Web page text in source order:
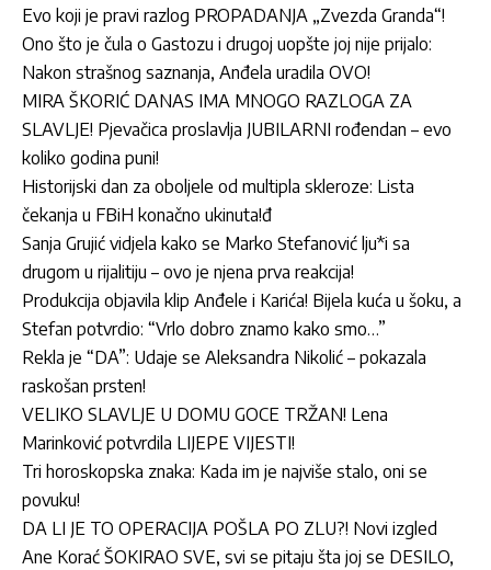
Evo koji je pravi razlog PROPADANJA „Zvezda Granda“!
Ono što je čula o Gastozu i drugoj uopšte joj nije prijalo:
Nakon strašnog saznanja, Anđela uradila OVO!
MIRA ŠKORIĆ DANAS IMA MNOGO RAZLOGA ZA
SLAVLJE! Pjevačica proslavlja JUBILARNI rođendan – evo
koliko godina puni!
Historijski dan za oboljele od multipla skleroze: Lista
čekanja u FBiH konačno ukinuta!đ
Sanja Grujić vidjela kako se Marko Stefanović lju*i sa
drugom u rijalitiju – ovo je njena prva reakcija!
Produkcija objavila klip Anđele i Karića! Bijela kuća u šoku, a
Stefan potvrdio: “Vrlo dobro znamo kako smo…”
Rekla je “DA”: Udaje se Aleksandra Nikolić – pokazala
raskošan prsten!
VELIKO SLAVLJE U DOMU GOCE TRŽAN! Lena
Marinković potvrdila LIJEPE VIJESTI!
Tri horoskopska znaka: Kada im je najviše stalo, oni se
povuku!
DA LI JE TO OPERACIJA POŠLA PO ZLU?! Novi izgled
Ane Korać ŠOKIRAO SVE, svi se pitaju šta joj se DESILO,